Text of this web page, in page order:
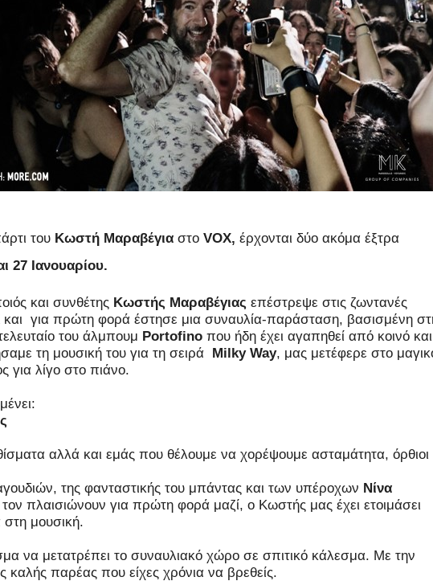
του Κωστή Μαραβέγιαστο VOX, έρχονται δύο ακόμα έξτρα
27 Ιανουαρίου.
και συνθέτης Κωστής Μαραβέγιας επέστρεψε στις ζωντανές
και για πρώτη φορά έστησε μια συναυλία-παράσταση, βασισμένη
του άλμπουμ Portofinoπου ήδη έχει αγαπηθεί από κοινό και
τη μουσική του για τη σειρά Milky Way, μας μετέφερε στο
για λίγο στο πιάνο.
αλλά και εμάς που θέλουμε να χορέψουμε ασταμάτητα, όρθιοι
της φανταστικής του μπάντας και των υπέροχων Νίνα
πλαισιώνουν για πρώτη φορά μαζί, ο Κωστής μας έχει ετοιμάσει
στη μουσική.
να μετατρέπει το συναυλιακό χώρο σε σπιτικό κάλεσμα. Με την
καλής παρέας που είχες χρόνια να βρεθείς.